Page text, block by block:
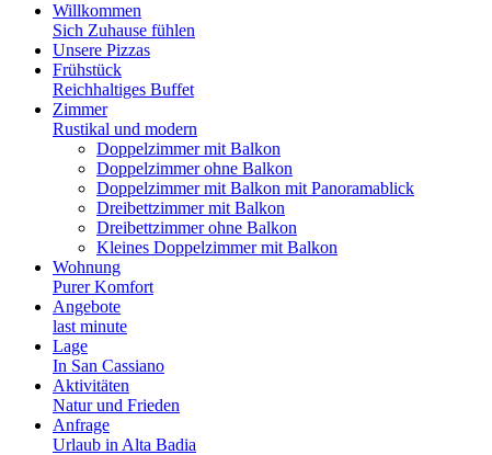
Willkommen
Sich Zuhause fühlen
Unsere Pizzas
Frühstück
Reichhaltiges Buffet
Zimmer
Rustikal und modern
Doppelzimmer mit Balkon
Doppelzimmer ohne Balkon
Doppelzimmer mit Balkon mit Panoramablick
Dreibettzimmer mit Balkon
Dreibettzimmer ohne Balkon
Kleines Doppelzimmer mit Balkon
Wohnung
Purer Komfort
Angebote
last minute
Lage
In San Cassiano
Aktivitäten
Natur und Frieden
Anfrage
Urlaub in Alta Badia